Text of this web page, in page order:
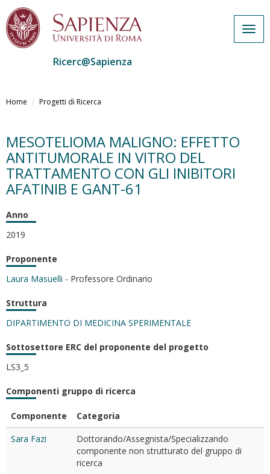
al
Ricerc@Sapienza
Home Progetti di Ricerca
MESOTELIOMA MALIGNO: EFFETTO
ANTITUMORALE IN VITRO DEL
TRATTAMENTO CON GLI INIBITORI
AFATINIB E GANT-61
Anno
2019
Proponente
Laura Masuelli - Professore Ordinario
Struttura
DIPARTIMENTO DI MEDICINA SPERIMENTALE
Sottosettore ERC del proponente del progetto
LS3_5
Componenti gruppo di ricerca
Componente
Categoria
Sara Fazi
Dottorando/Assegnista/Specializzando
componente non strutturato del gruppo di
ricerca